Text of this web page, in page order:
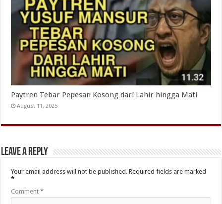
Paytren Tebar Pepesan Kosong dari Lahir hingga Mati
August 11, 2025
Leave a Reply
Your email address will not be published. Required fields are marked
*
Comment*